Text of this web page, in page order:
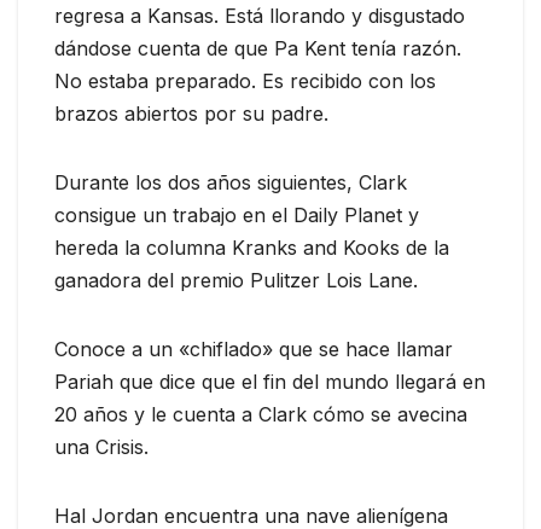
regresa a Kansas. Está llorando y disgustado
dándose cuenta de que Pa Kent tenía razón.
No estaba preparado. Es recibido con los
brazos abiertos por su padre.
Durante los dos años siguientes, Clark
consigue un trabajo en el Daily Planet y
hereda la columna Kranks and Kooks de la
ganadora del premio Pulitzer Lois Lane.
Conoce a un «chiflado» que se hace llamar
Pariah que dice que el fin del mundo llegará en
20 años y le cuenta a Clark cómo se avecina
una Crisis.
Hal Jordan encuentra una nave alienígena